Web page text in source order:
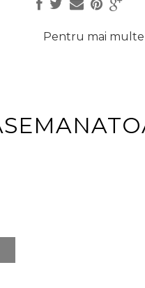
Pentru mai multe